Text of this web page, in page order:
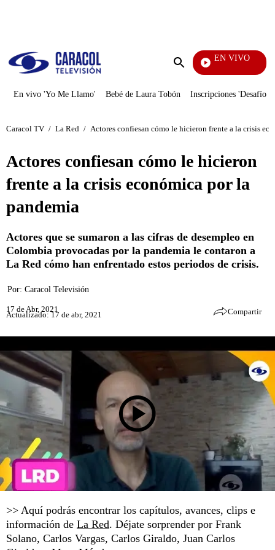
Enviar
EN VIVO
Yo Me Llamo
En vivo 'Yo Me Llamo' Bebé de Laura Tobón Inscripciones 'Desafío'
Caracol TV / La Red / Actores confiesan cómo le hicieron frente a la crisis
Actores confiesan cómo le hicieron
frente a la crisis económica por la
pandemia
Actores que se sumaron a las cifras de desempleo en
Colombia provocadas por la pandemia le contaron a
La Red cómo han enfrentado estos periodos de crisis.
Por: Caracol Televisión
17 de Abr, 2021
Actualizado: 17 de abr, 2021 Compartir
>> Aquí podrás encontrar los capítulos, avances, clips e
información de La Red. Déjate sorprender por Frank
Solano, Carlos Vargas, Carlos Giraldo, Juan Carlos